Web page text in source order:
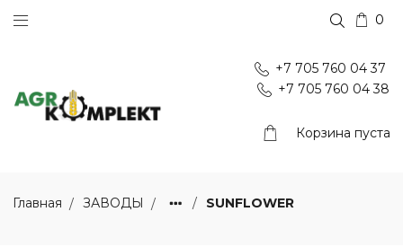
0
+7 705 760 04 37
+7 705 760 04 38
Корзина пуста
Главная ЗАВОДЫ SUNFLOWER